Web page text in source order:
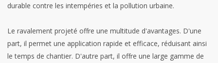
durable contre les intempéries et la pollution urbaine.
Le ravalement projeté offre une multitude d'avantages. D'une
part, il permet une application rapide et efficace, réduisant ainsi
le temps de chantier. D'autre part, il offre une large gamme de